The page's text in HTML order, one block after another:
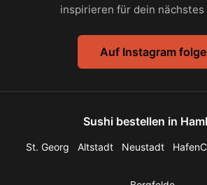
inspirieren für dein nächstes
Auf Instagram
Sushi bestellen in
St. Georg Altstadt Neustadt